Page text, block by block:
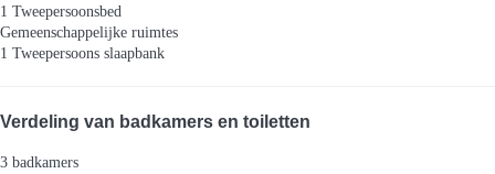
1 Tweepersoonsbed
Gemeenschappelijke ruimtes
1 Tweepersoons slaapbank
Verdeling van badkamers en toiletten
3 badkamers